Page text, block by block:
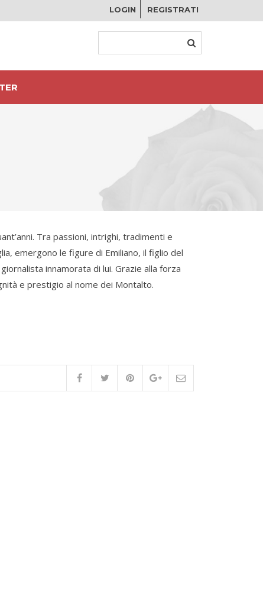
LOGIN REGISTRATI
Tra passioni, intrighi, tradimenti e
emergono le figure di Emiliano, il figlio del
innamorata di lui. Grazie alla forza
e prestigio al nome dei Montalto.